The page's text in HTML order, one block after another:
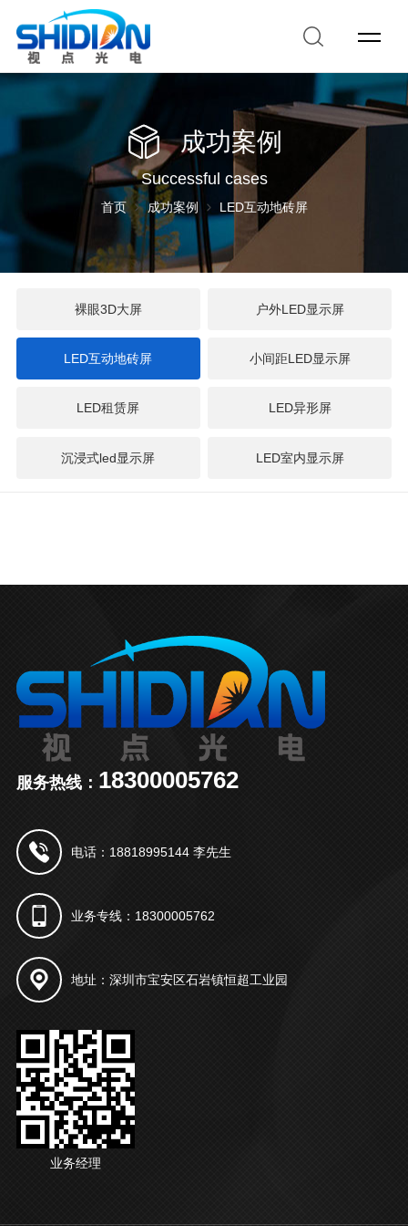
成功案例
Successful cases
首页 成功案例 LED互动地砖屏
裸眼3D大屏 户外LED显示屏
LED互动地砖屏 小间距LED显示屏
LED租赁屏 LED异形屏
沉浸式led显示屏 LED室内显示屏
服务热线： 18300005762
电话：18818995144 李先生
业务专线：18300005762
地址：深圳市宝安区石岩镇恒超工业园
业务经理